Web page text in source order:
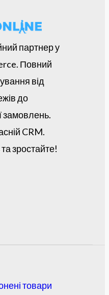
партнер у
Повний
від
до
замовлень.
CRM.
зростайте!
товари